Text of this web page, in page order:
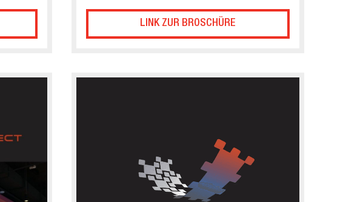
LINK ZUR BROSCHÜRE